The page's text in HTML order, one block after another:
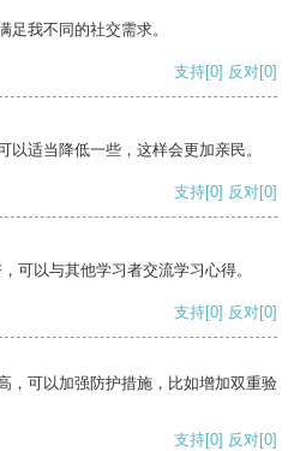
足我不同的社交需求。
支持[0] 反对[0]
以适当降低一些，这样会更加亲民。
支持[0] 反对[0]
可以与其他学习者交流学习心得。
支持[0] 反对[0]
，可以加强防护措施，比如增加双重验
支持[0] 反对[0]